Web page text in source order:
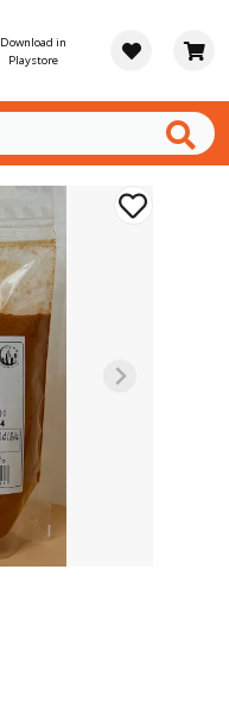
Download in
Playstore